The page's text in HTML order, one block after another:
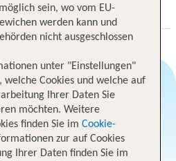
24/7 TUI Service
sein, wo vom EU-
werden kann und
nicht ausgeschlossen
unter "Einstellungen"
welche Cookies und welche auf
Ihrer Daten Sie
möchten. Weitere
finden Sie im Cookie-
zur auf Cookies
Ihrer Daten finden Sie im